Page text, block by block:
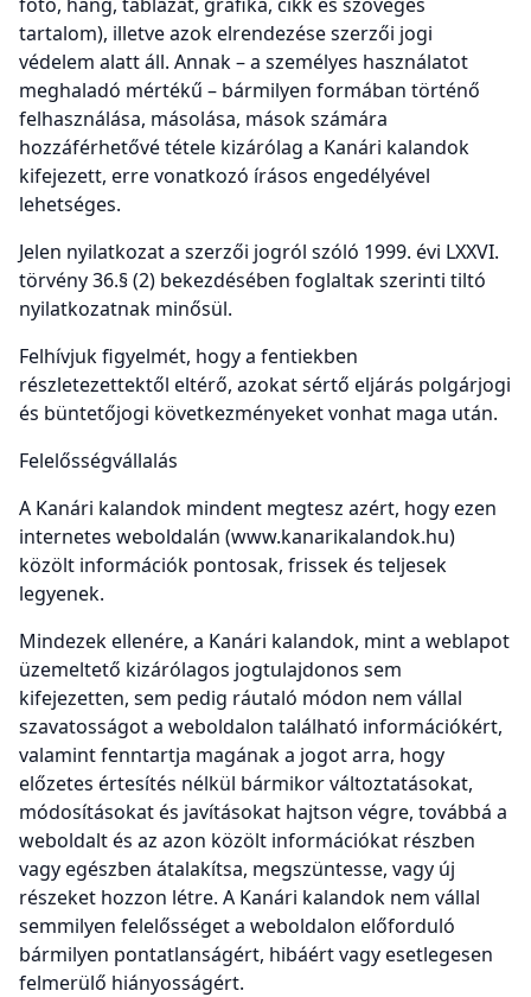
tartalom), illetve azok elrendezése szerzői jogi
védelem alatt áll. Annak – a személyes használatot
meghaladó mértékű – bármilyen formában történő
felhasználása, másolása, mások számára
hozzáférhetővé tétele kizárólag a Kanári kalandok
kifejezett, erre vonatkozó írásos engedélyével
lehetséges.
Jelen nyilatkozat a szerzői jogról szóló 1999. évi LXXVI.
törvény 36.§ (2) bekezdésében foglaltak szerinti tiltó
nyilatkozatnak minősül.
Felhívjuk figyelmét, hogy a fentiekben
részletezettektől eltérő, azokat sértő eljárás polgárjogi
és büntetőjogi következményeket vonhat maga után.
Felelősségvállalás
A Kanári kalandok mindent megtesz azért, hogy ezen
internetes weboldalán (www.kanarikalandok.hu)
közölt információk pontosak, frissek és teljesek
legyenek.
Mindezek ellenére, a Kanári kalandok, mint a weblapot
üzemeltető kizárólagos jogtulajdonos sem
kifejezetten, sem pedig ráutaló módon nem vállal
szavatosságot a weboldalon található információkért,
valamint fenntartja magának a jogot arra, hogy
előzetes értesítés nélkül bármikor változtatásokat,
módosításokat és javításokat hajtson végre, továbbá a
weboldalt és az azon közölt információkat részben
vagy egészben átalakítsa, megszüntesse, vagy új
részeket hozzon létre. A Kanári kalandok nem vállal
semmilyen felelősséget a weboldalon előforduló
bármilyen pontatlanságért, hibáért vagy esetlegesen
felmerülő hiányosságért.